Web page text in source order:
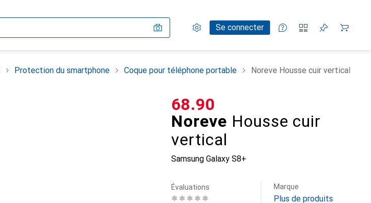
Paramètres
Compte clientSe connecter
Listes de comparaison
Listes d'envies
Panier
Protection du smartphone Coque pour téléphone portable Noreve Housse cuir vertical
Noreve Housse cuir
vertical
Samsung Galaxy S8+
CHF
68.90
Évaluations Marque
Plus de produits